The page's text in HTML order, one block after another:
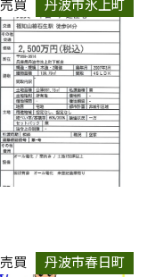
売買 丹波市氷上町
売買 丹波市春日町